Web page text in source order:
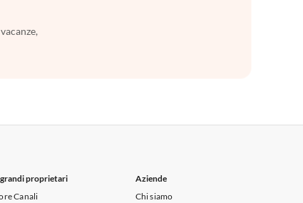
grandi proprietari
Canali
Aziende
Chi siamo